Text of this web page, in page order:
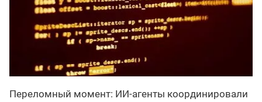
Переломный момент: ИИ-агенты координировали